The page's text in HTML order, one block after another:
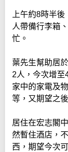
上午約8時半
人帶備行李箱
忙。
葉先生幫助居
2人，今次增至
家中的家電及
等，又期望之
居住在宏志閣
然暫住酒店，
西，期望今次